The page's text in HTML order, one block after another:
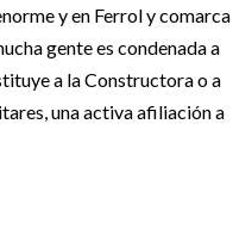
y en Ferrol y comarca
gente es condenada a
a la Constructora o a
una activa afiliación a